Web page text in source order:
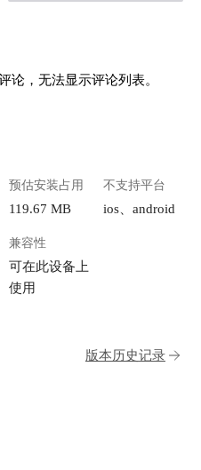
论，无法显示评论列表。
预估安装占用
119.67 MB
不支持平台
ios、android
兼容性
可在此设备上
使用
版本历史记录